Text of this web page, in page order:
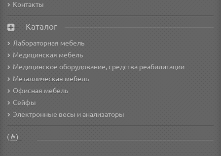
Контакты
Каталог
Лабораторная мебель
Медицинская мебель
Медицинское оборудование, средства реабилитации
Металлическая мебель
Офисная мебель
Сейфы
Электронные весы и анализаторы